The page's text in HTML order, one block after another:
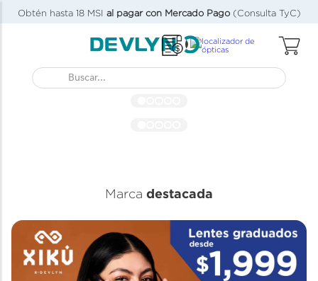
Obtén hasta 18 MSI al pagar con Mercado Pago(Consulta TyC)
Buscar...
Marca destacada